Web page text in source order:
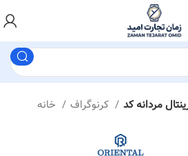
کرنوگراف